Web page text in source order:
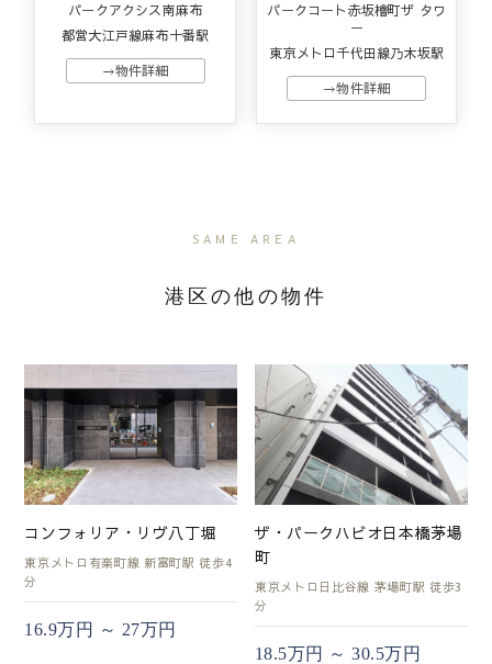
パークアクシス南麻布
都営大江戸線麻布十番駅
→物件詳細
パークコート赤坂檜町ザ タワ
ー
東京メトロ千代田線乃木坂駅
→物件詳細
SAME AREA
港区の他の物件
コンフォリア・リヴ八丁堀
東京メトロ有楽町線 新富町駅 徒歩4
分
16.9万円 ～ 27万円
ザ・パークハビオ日本橋茅場
町
東京メトロ日比谷線 茅場町駅 徒歩3
分
18.5万円 ～ 30.5万円